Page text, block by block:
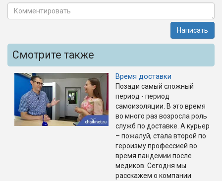
Написать
Смотрите также
Время доставки
Позади самый сложный
период - период
самоизоляции. В это время
во много раз возросла роль
служб по доставке. А курьер
– пожалуй, стала второй по
героизму профессией во
время пандемии после
медиков. Сегодня мы
расскажем о компании